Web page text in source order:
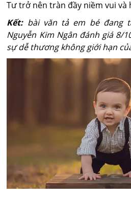
Tư trở nên tràn đầy niềm vui và
Kết: bài văn tả em bé đang
Nguyễn Kim Ngân đánh giá 8/
sự dễ thương không giới hạn